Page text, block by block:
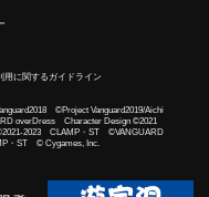
用に関するガイドライン
©Project Vanguard2019/Aichi
overDress Character Design ©2021
2023 CLAMP・ST ©VANGUARD
・ST © Cygames, Inc.